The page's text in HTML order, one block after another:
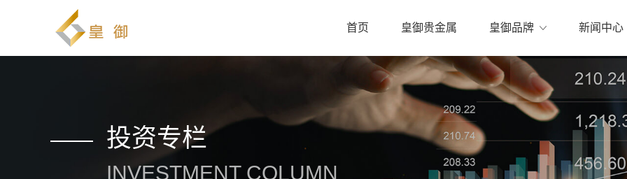
首页 皇御贵金属 皇御品牌 新闻中心
投资专栏
INVESTMENT COLUMN